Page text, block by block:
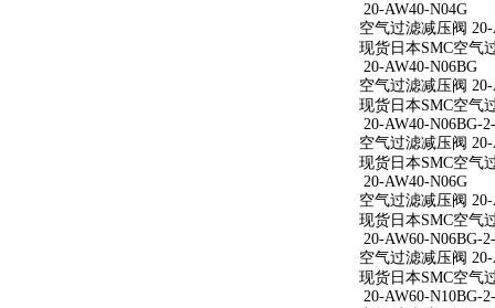
20-AW40-N04G
空气过滤减压阀
现货日本SMC空气
20-AW40-N06BG
空气过滤减压阀
现货日本SMC空气
20-AW40-N06BG-
空气过滤减压阀
现货日本SMC空气
20-AW40-N06G
空气过滤减压阀
现货日本SMC空气
20-AW60-N06BG-
空气过滤减压阀
现货日本SMC空气
20-AW60-N10BG-